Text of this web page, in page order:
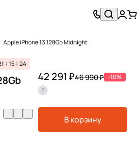
Apple iPhone 13 128Gb Midnight
15 24
42 291 ₽46 990 ₽ -10%
В корзину